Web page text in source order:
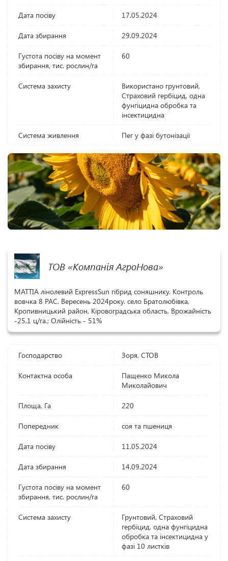
Дата посіву 17.05.2024
Дата збирання 29.09.2024
Густота посіву на момент
збирання, тис. рослин/га
60
Система захисту
Використано грунтовий,
Страховий гербіцид, одна
фунгіцидна обробка та
інсектицидна
Система живлення Пег у фазі бутонізації
ТОВ «Компанія АгроНова»
MATTIA лінолевий ExpressSun гібрид соняшнику. Контроль
вовчка 8 РАС. Вересень 2024року. село Братолюбівка,
Кропивницький район, Кіровоградська область, Врожайність
-25,1 ц/га.; Олійність - 51%
Господарство Зоря, СТОВ
Контактна особа
Пащенко Микола
Миколайович
Площа, Га 220
Попередник соя та пшениця
Дата посіву 11.05.2024
Дата збирання 14.09.2024
Густота посіву на момент
збирання, тис. рослин/га
60
Система захисту
Грунтовий, Страховий
гербіцид, одна фунгіцидна
обробка та інсектицидна у
фазі 10 листків